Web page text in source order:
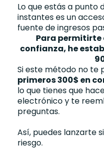
Lo que estás a punto
instantes es un
fuente de ingresos
Para
confianza, he
Si este método no te
primeros 300$ en
lo que tienes que
electrónico y te
preguntas.
Así, puedes lanzarte
riesgo.